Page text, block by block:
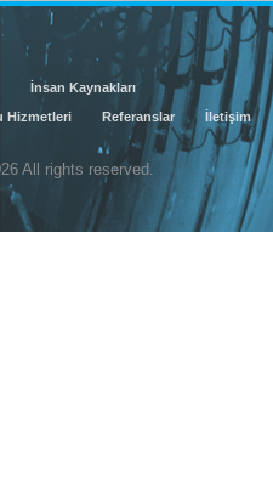
İnsan Kaynakları
Hizmetleri Referanslar İletişim
All rights reserved.